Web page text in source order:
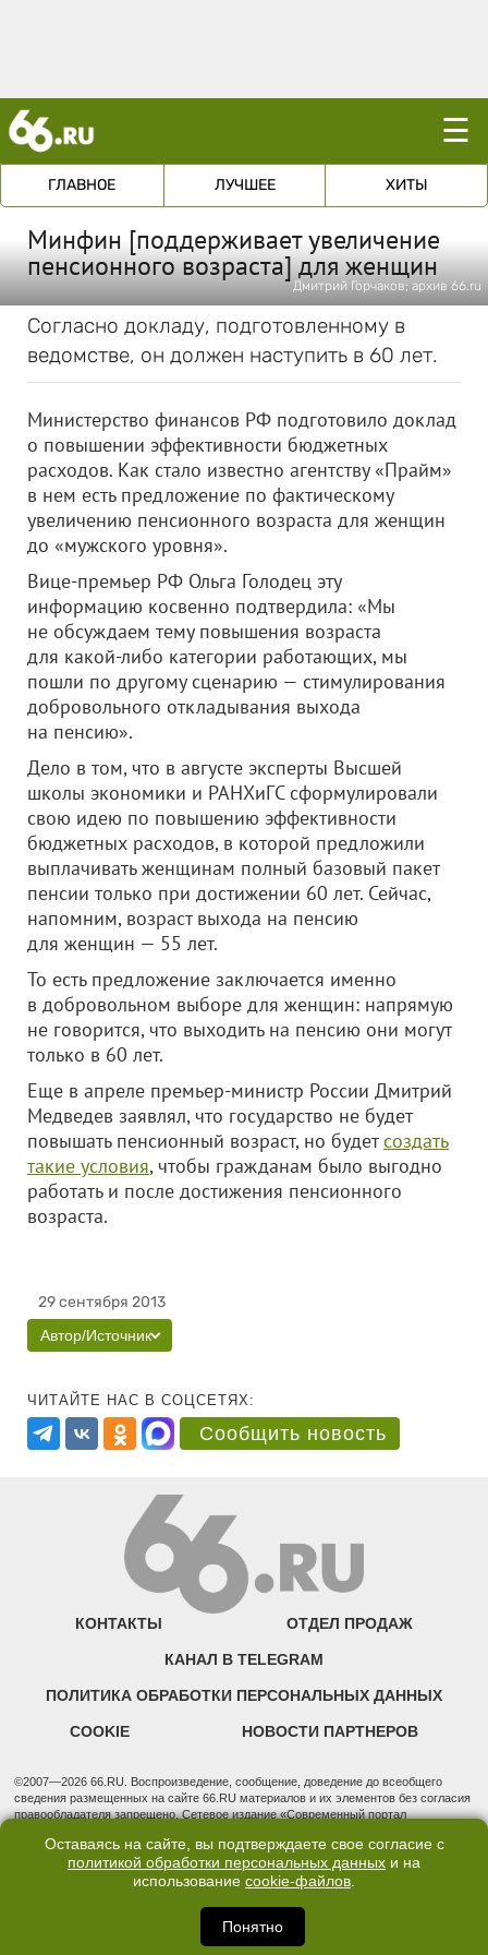
☰
ГЛАВНОЕ ЛУЧШЕЕ ХИТЫ
Минфин [поддерживает увеличение
пенсионного возраста] для женщин
Дмитрий Горчаков; архив 66.ru
Согласно докладу, подготовленному в
ведомстве, он должен наступить в 60 лет.
Министерство финансов РФ подготовило доклад
о повышении эффективности бюджетных
расходов. Как стало известно агентству «Прайм»
в нем есть предложение по фактическому
увеличению пенсионного возраста для женщин
до «мужского уровня».
Вице-премьер РФ Ольга Голодец эту
информацию косвенно подтвердила: «Мы
не обсуждаем тему повышения возраста
для какой-либо категории работающих, мы
пошли по другому сценарию — стимулирования
добровольного откладывания выхода
на пенсию».
Дело в том, что в августе эксперты Высшей
школы экономики и РАНХиГС сформулировали
свою идею по повышению эффективности
бюджетных расходов, в которой предложили
выплачивать женщинам полный базовый пакет
пенсии только при достижении 60 лет. Сейчас,
напомним, возраст выхода на пенсию
для женщин — 55 лет.
То есть предложение заключается именно
в добровольном выборе для женщин: напрямую
не говорится, что выходить на пенсию они могут
только в 60 лет.
Еще в апреле премьер-министр России Дмитрий
Медведев заявлял, что государство не будет
повышать пенсионный возраст, но будетсоздать
такие условия, чтобы гражданам было выгодно
работать и после достижения пенсионного
возраста.
29 сентября 2013
Автор/Источник
ЧИТАЙТЕ НАС В СОЦСЕТЯХ:
Сообщить новость
КОНТАКТЫ ОТДЕЛ ПРОДАЖ
КАНАЛ В TELEGRAM
ПОЛИТИКА ОБРАБОТКИ ПЕРСОНАЛЬНЫХ ДАННЫХ
COOKIE НОВОСТИ ПАРТНЕРОВ
©2007—2026 66.RU. Воспроизведение, сообщение, доведение до всеобщего
сведения размещенных на сайте 66.RU материалов и их элементов без согласия
правообладателя запрещено. Сетевое издание «Современный портал
надзору в сфере связи, информационных технологий и массовых коммуникаций
(Роскомнадзор). Регистрационный номер ЭЛ № ФС 77 - 76634 от 02.09.2019
Учредитель: Общество с ограниченной ответственностью "66.ру". Юридический
3, оф. 7015 Фактический адрес редакции и отдела продаж: 620014, Свердловская
обл., г. Екатеринбург, ул. Бориса Ельцина, д. 3, оф. 7015, +7 (343) 288-50-66
info@news.66.ru Главный редактор: Шлыков Дмитрий Владимирович
Оставаясь на сайте, вы подтверждаете свое согласие с
политикой обработки персональных данных и на
использование cookie-файлов.
Понятно